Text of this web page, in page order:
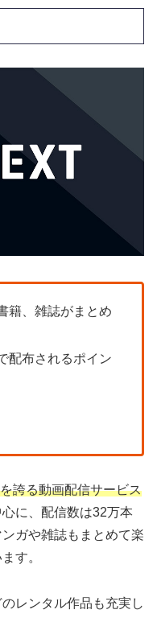
籍、雑誌がまとめ
配布されるポイン
誇る動画配信サービス
に、配信数は32万本
ガや雑誌もまとめて楽
す。
レンタル作品も充実し